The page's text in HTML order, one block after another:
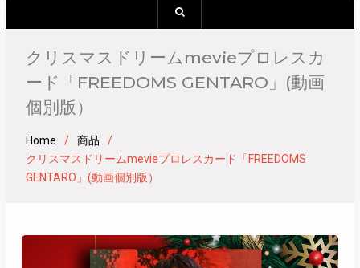
クリスマスドリームmevieプロレスカ
ード「FREEDOMS GENTARO」(動画
個別版）
Home
商品
クリスマスドリームmevieプロレスカード「FREEDOMS
GENTARO」(動画個別版）